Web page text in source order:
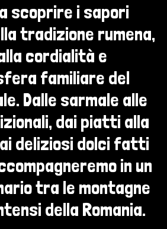
scoprire i sapori
tradizione rumena,
cordialità e
familiare del
Dalle sarmale alle
dai piatti alla
deliziosi dolci fatti
in un
tra le montagne
della Romania.